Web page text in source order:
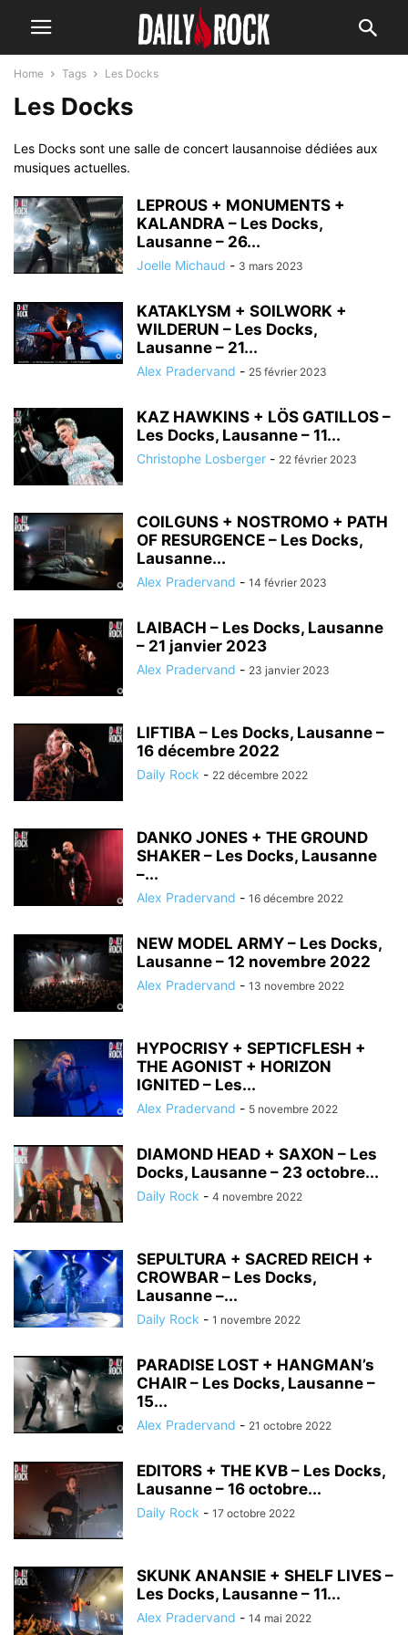
Home Tags Les Docks
Les Docks
Les Docks sont une salle de concert lausannoise dédiées aux
musiques actuelles.
LEPROUS + MONUMENTS +
KALANDRA – Les Docks,
Lausanne – 26...
Joelle Michaud - 3 mars 2023
KATAKLYSM + SOILWORK +
WILDERUN – Les Docks,
Lausanne – 21...
Alex Pradervand - 25 février 2023
KAZ HAWKINS + LÖS GATILLOS –
Les Docks, Lausanne – 11...
Christophe Losberger - 22 février 2023
COILGUNS + NOSTROMO + PATH
OF RESURGENCE – Les Docks,
Lausanne...
Alex Pradervand - 14 février 2023
LAIBACH – Les Docks, Lausanne
– 21 janvier 2023
Alex Pradervand - 23 janvier 2023
LIFTIBA – Les Docks, Lausanne –
16 décembre 2022
Daily Rock - 22 décembre 2022
DANKO JONES + THE GROUND
SHAKER – Les Docks, Lausanne
–...
Alex Pradervand - 16 décembre 2022
NEW MODEL ARMY – Les Docks,
Lausanne – 12 novembre 2022
Alex Pradervand - 13 novembre 2022
HYPOCRISY + SEPTICFLESH +
THE AGONIST + HORIZON
IGNITED – Les...
Alex Pradervand - 5 novembre 2022
DIAMOND HEAD + SAXON – Les
Docks, Lausanne – 23 octobre...
Daily Rock - 4 novembre 2022
SEPULTURA + SACRED REICH +
CROWBAR – Les Docks,
Lausanne –...
Daily Rock - 1 novembre 2022
PARADISE LOST + HANGMAN’s
CHAIR – Les Docks, Lausanne –
15...
Alex Pradervand - 21 octobre 2022
EDITORS + THE KVB – Les Docks,
Lausanne – 16 octobre...
Daily Rock - 17 octobre 2022
SKUNK ANANSIE + SHELF LIVES –
Les Docks, Lausanne – 11...
Alex Pradervand - 14 mai 2022